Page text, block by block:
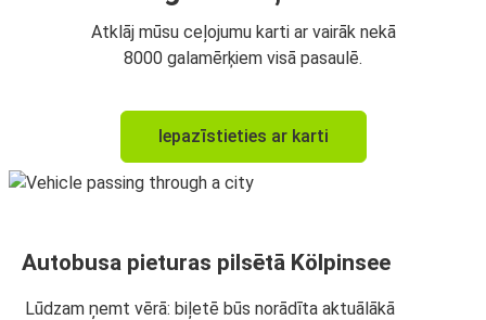
Atklāj mūsu ceļojumu karti ar vairāk nekā
8000 galamērķiem visā pasaulē.
Iepazīstieties ar karti
Autobusa pieturas pilsētā Kölpinsee
Lūdzam ņemt vērā: biļetē būs norādīta aktuālākā